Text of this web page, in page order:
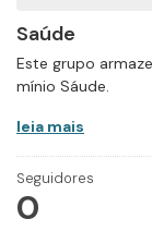
Saúde
Este grupo
mínio Sáude.
leia mais
Seguidores
0